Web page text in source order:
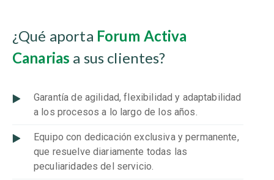
¿Qué aporta Forum Activa
Canarias a sus clientes?
Garantía de agilidad, flexibilidad y adaptabilidad
a los procesos a lo largo de los años.
Equipo con dedicación exclusiva y permanente,
que resuelve diariamente todas las
peculiaridades del servicio.